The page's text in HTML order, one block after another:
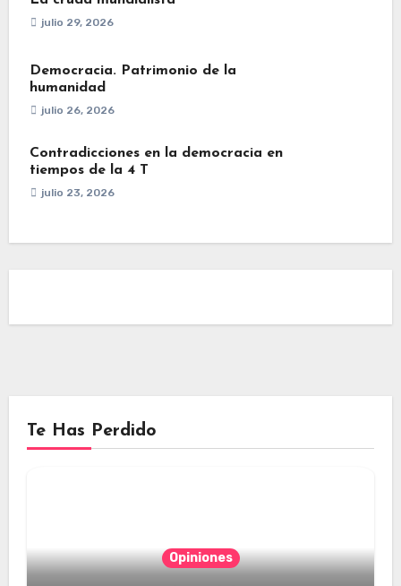
julio 29, 2026
Democracia. Patrimonio de la
humanidad
julio 26, 2026
Contradicciones en la democracia en
tiempos de la 4 T
julio 23, 2026
Te Has Perdido
Opiniones